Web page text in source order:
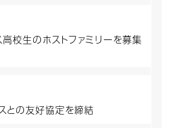
校生のホストファミリーを募集
との友好協定を締結